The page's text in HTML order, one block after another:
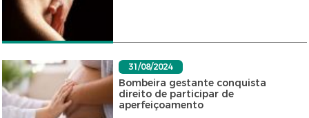
31/08/2024
Bombeira gestante conquista
direito de participar de
aperfeiçoamento